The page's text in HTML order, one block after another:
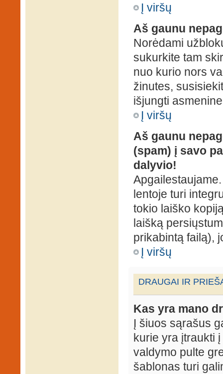
Į viršų
Aš gaunu
Norėdami
sukurkite tam
nuo kurio nors
žinutes,
išjungti
Į viršų
Aš gaunu
(spam) į savo
dalyvio!
lentoje turi
tokio laiško
laišką
prikabintą failą),
Į viršų
DRAUGAI IR
Kas yra mano
Į šiuos sąrašus
kurie yra įtraukti
valdymo pulte
šablonas turi